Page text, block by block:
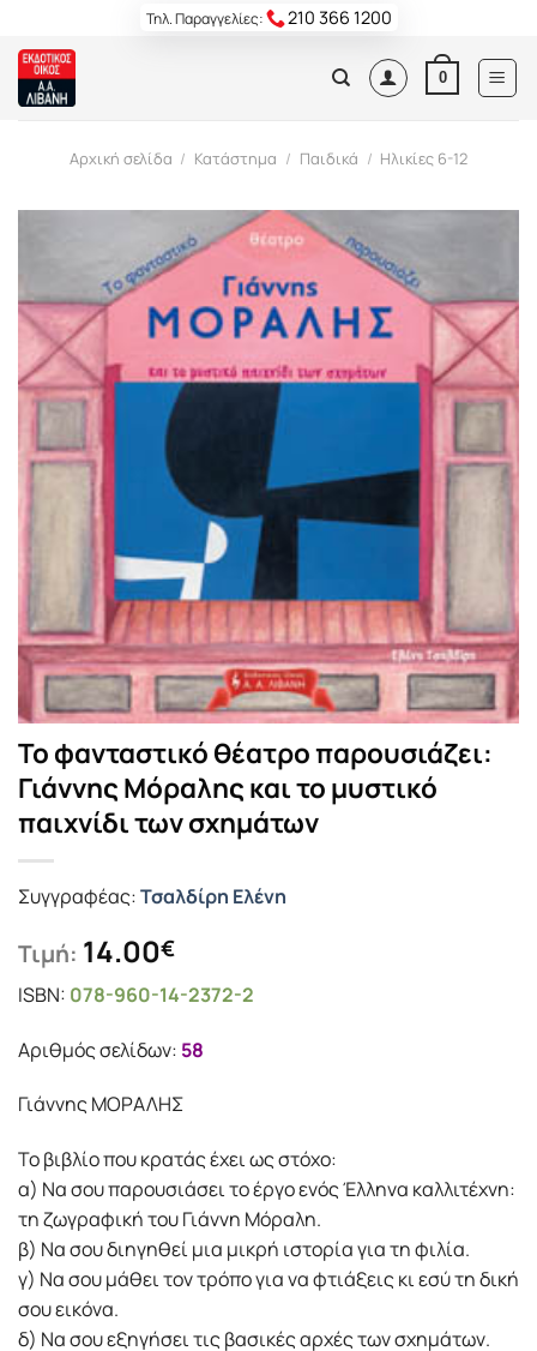
content
Τηλ. Παραγγελίες: 210 366 1200
0
Αρχική σελίδα / Κατάστημα / Παιδικά / Ηλικίες 6-12
Το φανταστικό θέατρο παρουσιάζει:
Γιάννης Μόραλης και το μυστικό
παιχνίδι των σχημάτων
Συγγραφέας:Τσαλδίρη Ελένη
Τιμή: 14.00€
ISBN: 078-960-14-2372-2
Αριθμός σελίδων: 58
Γιάννης ΜΟΡΑΛΗΣ
Το βιβλίο που κρατάς έχει ως στόχο:
α) Να σου παρουσιάσει το έργο ενός Έλληνα καλλιτέχνη:
τη ζωγραφική του Γιάννη Mόραλη.
β) Να σου διηγηθεί μια μικρή ιστορία για τη φιλία.
γ) Να σου μάθει τον τρόπο για να φτιάξεις κι εσύ τη δική
σου εικόνα.
δ) Να σου εξηγήσει τις βασικές αρχές των σχημάτων.